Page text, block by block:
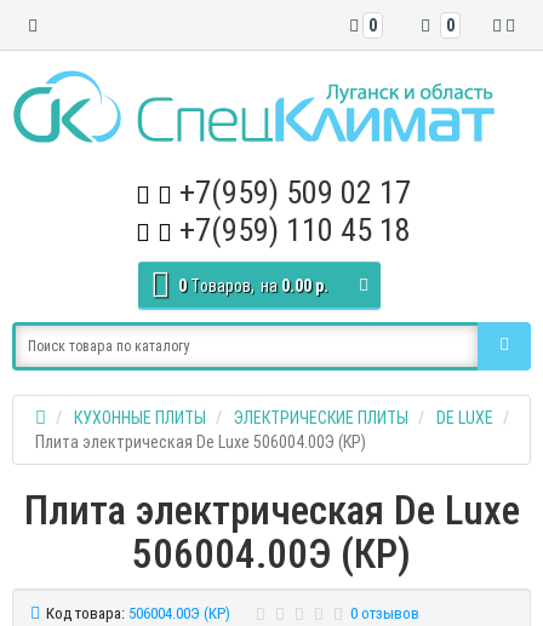
0
0
+7(959) 509 02 17
+7(959) 110 45 18
0 Tоваров, на 0.00 р.
КУХОННЫЕ ПЛИТЫ ЭЛЕКТРИЧЕСКИЕ ПЛИТЫ
DE LUXE
Плита электрическая De Luxe 506004.00Э (КР)
Плита электрическая De Luxe
506004.00Э (КР)
Код товара: 506004.00Э (КР) 0 отзывов